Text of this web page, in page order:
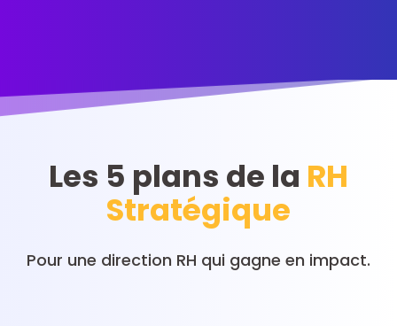
Les 5 plans de la RH
Stratégique
Pour une direction RH qui gagne en impact.